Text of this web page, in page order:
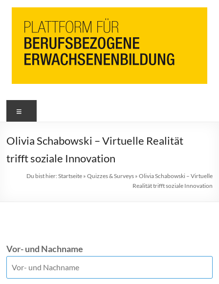
PbEB
Plattform
berufsbezogene
Olivia Schabowski – Virtuelle Realität
trifft soziale Innovation
Du bist hier: Startseite» Quizzes & Surveys» Olivia Schabowski – Virtuelle
Realität trifft soziale Innovation
Vor- und Nachname